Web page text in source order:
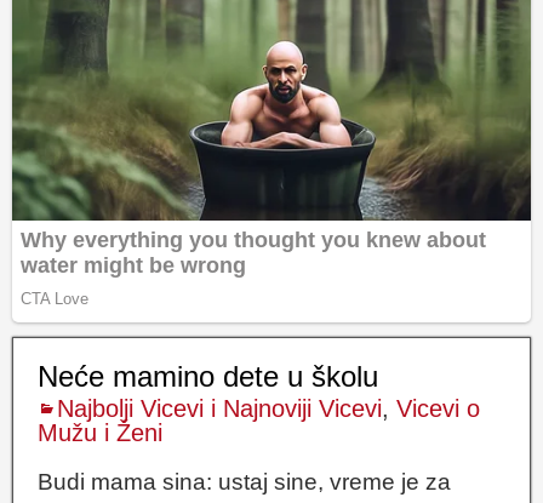
Neće mamino dete u školu
Najbolji Vicevi i Najnoviji Vicevi, Vicevi o
Mužu i Ženi
Budi mama sina: ustaj sine, vreme je za